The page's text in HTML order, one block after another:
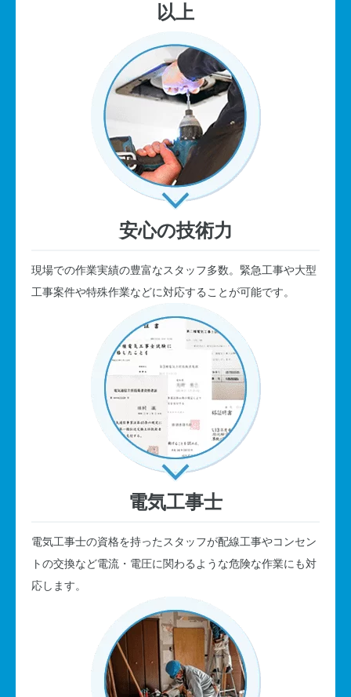
以上
安心の技術力
現場での作業実績の豊富なスタッフ多数。緊急工事や大型
工事案件や特殊作業などに対応することが可能です。
電気工事士
電気工事士の資格を持ったスタッフが配線工事やコンセン
トの交換など電流・電圧に関わるような危険な作業にも対
応します。